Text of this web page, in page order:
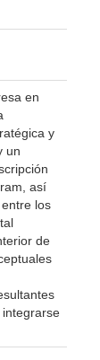
en
y
un
así
los
de